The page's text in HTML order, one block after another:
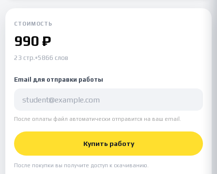
СТОИМОСТЬ
990 ₽
23 стр.•5866 слов
Email для отправки работы
После оплаты файл автоматически отправится на ваш email.
Купить работу
После покупки вы получите доступ к скачиванию.